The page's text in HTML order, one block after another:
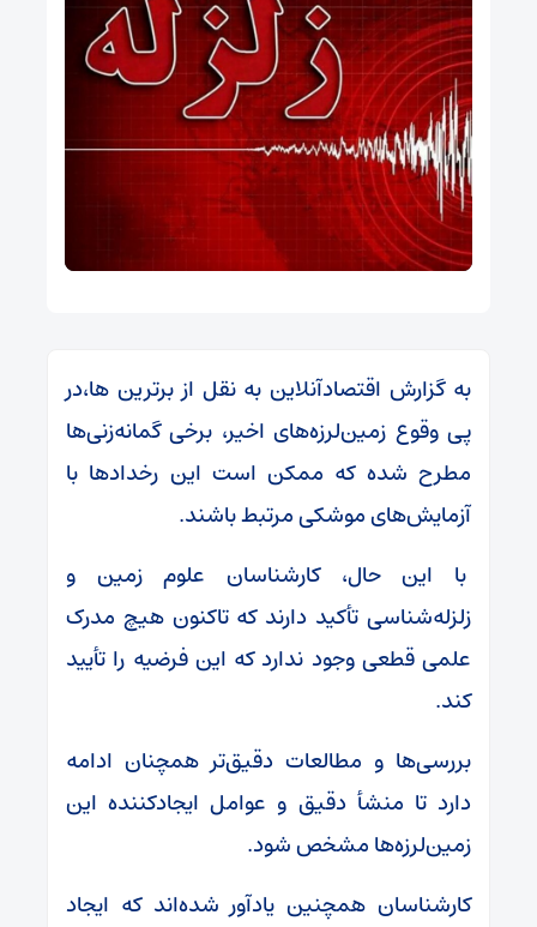
به گزارش اقتصادآنلاین به نقل از برترین ها،در
پی وقوع زمین‌لرزه‌های اخیر، برخی گمانه‌زنی‌ها
مطرح شده که ممکن است این رخداد‌ها با
آزمایش‌های موشکی مرتبط باشند.
با این حال، کارشناسان علوم زمین و
زلزله‌شناسی تأکید دارند که تاکنون هیچ مدرک
علمی قطعی وجود ندارد که این فرضیه را تأیید
کند.
بررسی‌ها و مطالعات دقیق‌تر همچنان ادامه
دارد تا منشأ دقیق و عوامل ایجادکننده این
زمین‌لرزه‌ها مشخص شود.
کارشناسان همچنین یادآور شده‌اند که ایجاد